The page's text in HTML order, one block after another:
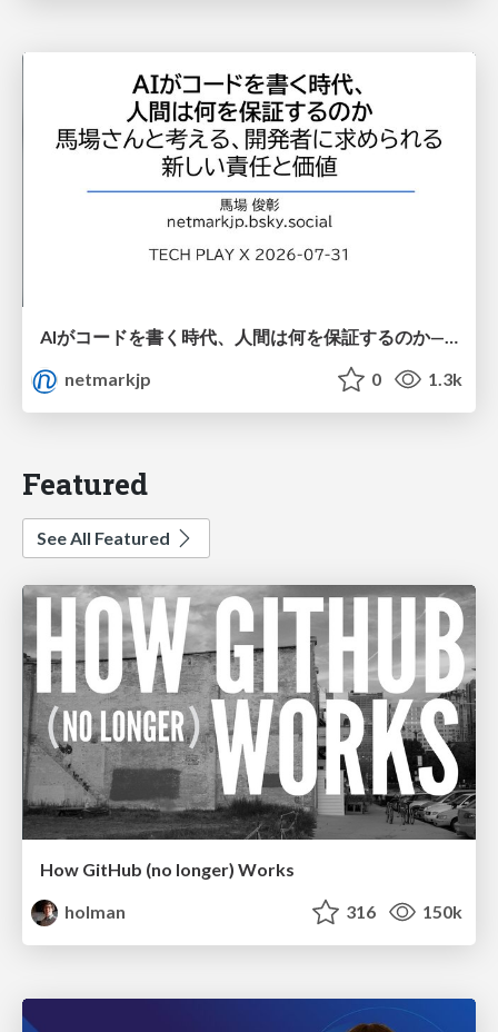
AIがコードを書く時代、人間は何を保証するのか———馬場さんと考える、開発者に求められる新しい責任と価値 - TECH PLAY
netmarkjp
0 1.3k
Featured
See All Featured
How GitHub (no longer) Works
holman
316 150k